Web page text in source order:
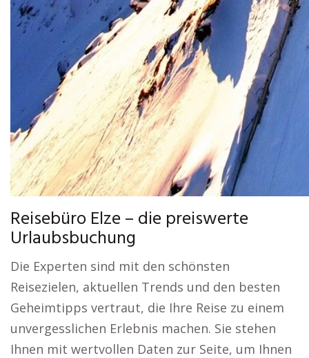
Reisebüro Elze – die preiswerte
Urlaubsbuchung
Die Experten sind mit den schönsten
Reisezielen, aktuellen Trends und den besten
Geheimtipps vertraut, die Ihre Reise zu einem
unvergesslichen Erlebnis machen. Sie stehen
Ihnen mit wertvollen Daten zur Seite, um Ihnen